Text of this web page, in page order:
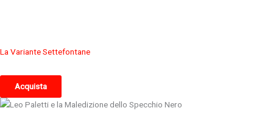
La Variante Settefontane
Acquista